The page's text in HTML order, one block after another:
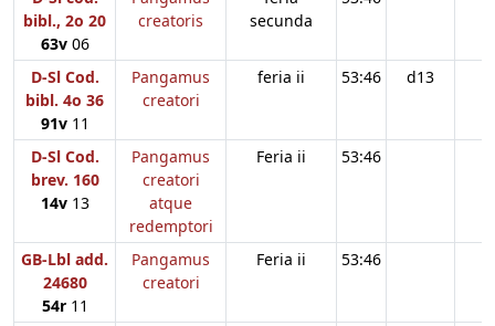
bibl., 2o 20
63v06
creatoris
secunda
D-Sl Cod.
bibl. 4o 36
91v11
Pangamus
creatori
feria ii 53:46 d13
D-Sl Cod.
brev. 160
14v13
Pangamus
creatori
atque
redemptori
Feria ii 53:46
GB-Lbl add.
24680
54r11
Pangamus
creatori
Feria ii 53:46